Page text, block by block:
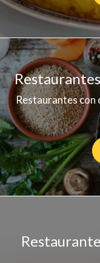
Restaurantes con